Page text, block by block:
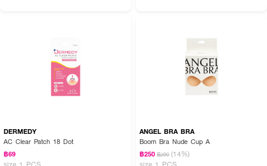
DERMEDY
AC Clear Patch 18 Dot
฿69
size 1 PCS
ANGEL BRA BRA
Boom Bra Nude Cup A
฿250 ฿290 (14%)
size 1 PCS